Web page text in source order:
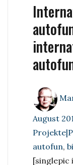
August
autofun,
[singlepic